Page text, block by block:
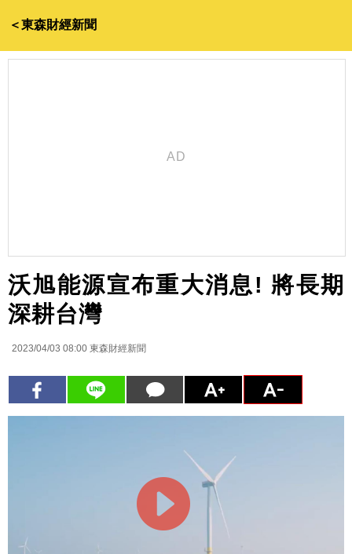
＜東森財經新聞
沃旭能源宣布重大消息! 將長期
深耕台灣
2023/04/03 08:00 東森財經新聞